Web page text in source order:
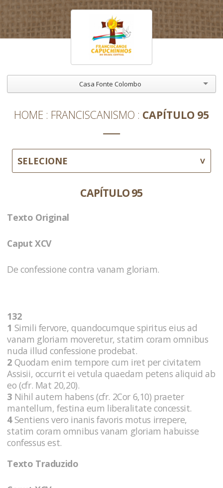
Casa Fonte Colombo
HOME FRANCISCANISMO CAPÍTULO 95
SELECIONE
CAPÍTULO 95
Texto Original
Caput XCV
De confessione contra vanam gloriam.
132
1 Simili fervore, quandocumque spiritus eius ad
vanam gloriam moveretur, statim coram omnibus
nuda illud confessione prodebat.
2 Quodam enim tempore cum iret per civitatem
Assisii, occurrit ei vetula quaedam petens aliquid ab
eo (cfr. Mat 20,20).
3 Nihil autem habens (cfr. 2Cor 6,10) praeter
mantellum, festina eum liberalitate concessit.
4Sentiens vero inanis favoris motus irrepere,
statim coram omnibus vanam gloriam habuisse
confessus est.
Texto Traduzido